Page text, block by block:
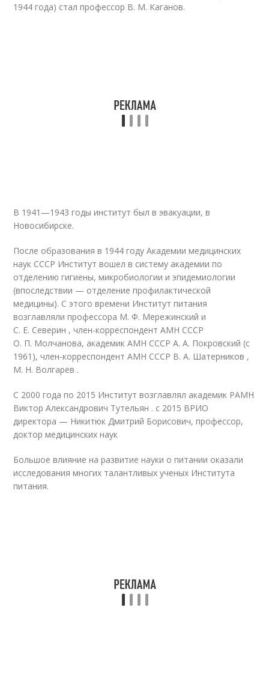
1944 года) стал профессор В. М. Каганов.
В 1941—1943 годы институт был в эвакуации, в
Новосибирске.
После образования в 1944 году Академии медицинских
наук СССР Институт вошел в систему академии по
отделению гигиены, микробиологии и эпидемиологии
(впоследствии — отделение профилактической
медицины). С этого времени Институт питания
возглавляли профессора М. Ф. Мережинский и
С. Е. Северин , член-корреспондент АМН СССР
О. П. Молчанова, академик АМН СССР А. А. Покровский (с
1961), член-корреспондент АМН СССР В. А. Шатерников ,
М. Н. Волгарёв .
С 2000 года по 2015 Институт возглавлял академик РАМН
Виктор Александрович Тутельян . с 2015 ВРИО
директора — Никитюк Дмитрий Борисович, профессор,
доктор медицинских наук
Большое влияние на развитие науки о питании оказали
исследования многих талантливых ученых Института
питания.